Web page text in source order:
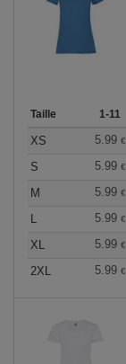
Taille 1-11
XS 5.99 €
S
5.99 €
M
5.99 €
L
5.99 €
XL
5.99 €
2XL
5.99 €